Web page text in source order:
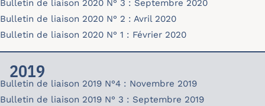
Bulletin de liaison 2020 N° 3 : Septembre 2020
bulletin-20-03.pdf
Bulletin de liaison 2020 N° 2 : Avril 2020
bulletin-20-02.pdf
Bulletin de liaison 2020 N° 1 : Février 2020
bulletin-20-01.pdf
2019
Bulletin de liaison 2019 N°4 : Novembre 2019
bulletin-19-04.pdf
Bulletin de liaison 2019 N° 3 : Septembre 2019
bulletin-19-03.pdf